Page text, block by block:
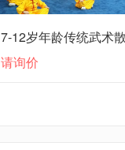
请询价